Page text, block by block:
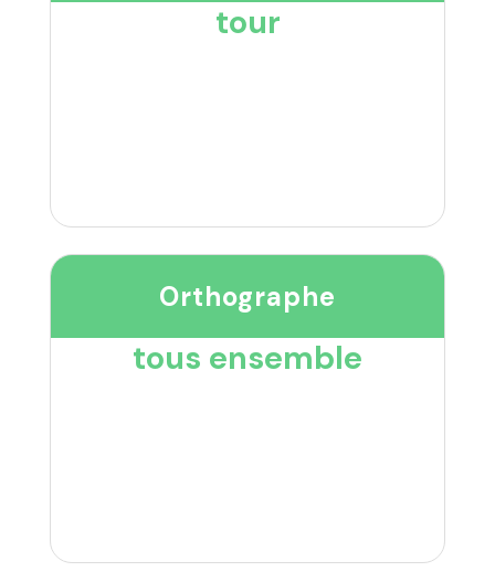
tour
Orthographe
tous ensemble